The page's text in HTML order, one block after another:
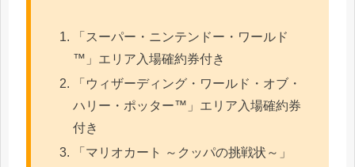
「スーパー・ニンテンドー・ワールド
™」エリア入場確約券付き
「ウィザーディング・ワールド・オブ・
ハリー・ポッター™」エリア入場確約券
付き
「マリオカート ～クッパの挑戦状～」